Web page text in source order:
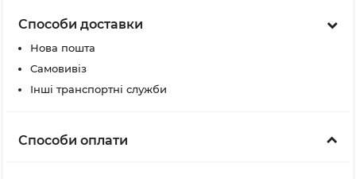
Способи доставки
Нова пошта
Самовивіз
Інші транспортні служби
Способи оплати